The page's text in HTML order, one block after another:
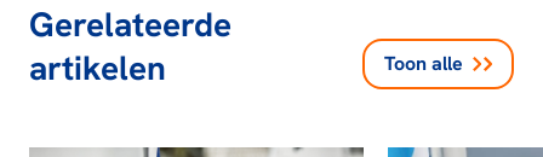
Gerelateerde
artikelen
Toon alle